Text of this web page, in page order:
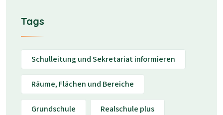
Tags
Schulleitung und Sekretariat informieren
Räume, Flächen und Bereiche
Grundschule Realschule plus